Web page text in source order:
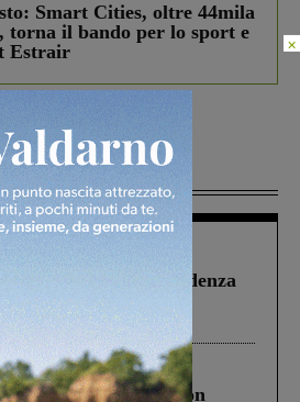
Smart Cities, oltre 44mila
torna il bando per lo sport e
Estrair
1 Agosto 2026
oltre la scadenza
d’Italia: “Un
Governo”
struttura di Castiglion
×